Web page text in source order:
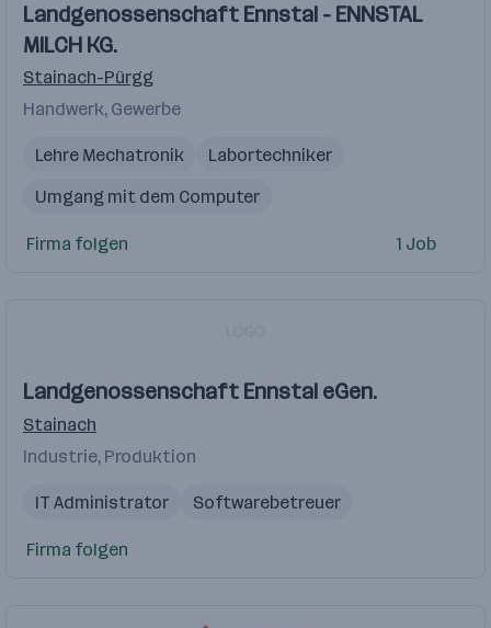
Landgenossenschaft Ennstal - ENNSTAL
MILCH KG.
Stainach-Pürgg
Handwerk, Gewerbe
Lehre Mechatronik
Labortechniker
Umgang mit dem Computer
Werkstättenmitarbeiter
Leitung Instandhaltung
Firma folgen 1 Job
Landgenossenschaft Ennstal eGen.
Stainach
Industrie, Produktion
IT Administrator Softwarebetreuer
Firma folgen